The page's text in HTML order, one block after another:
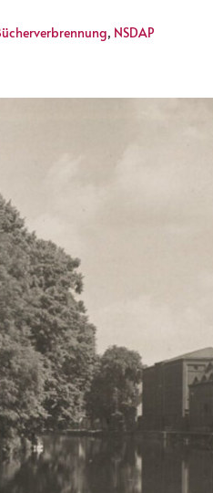
, NSDAP